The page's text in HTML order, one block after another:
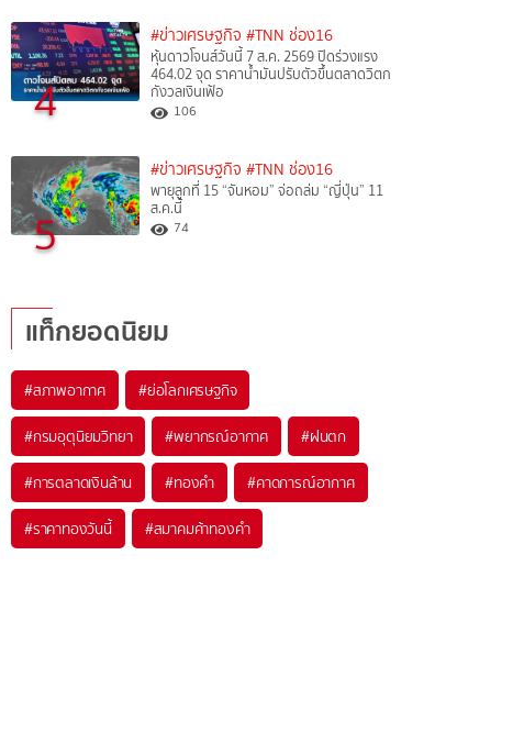
4
#ข่าวเศรษฐกิจ #TNN ช่อง16
หุ้นดาวโจนส์วันนี้ 7 ส.ค. 2569 ปิดร่วงแรง
464.02 จุด ราคาน้ำมันปรับตัวขึ้นตลาดวิตก
กังวลเงินเฟ้อ
106
5
#ข่าวเศรษฐกิจ #TNN ช่อง16
พายุลูกที่ 15 “จันหอม” จ่อถล่ม “ญี่ปุ่น” 11
ส.ค.นี้
74
แท็กยอดนิยม
#สภาพอากาศ #ย่อโลกเศรษฐกิจ
#กรมอุตุนิยมวิทยา #พยากรณ์อากาศ #ฝนตก
#การตลาดเงินล้าน #ทองคำ #คาดการณ์อากาศ
#ราคาทองวันนี้ #สมาคมค้าทองคำ